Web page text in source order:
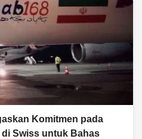
Komitmen pada
di Swiss untuk Bahas